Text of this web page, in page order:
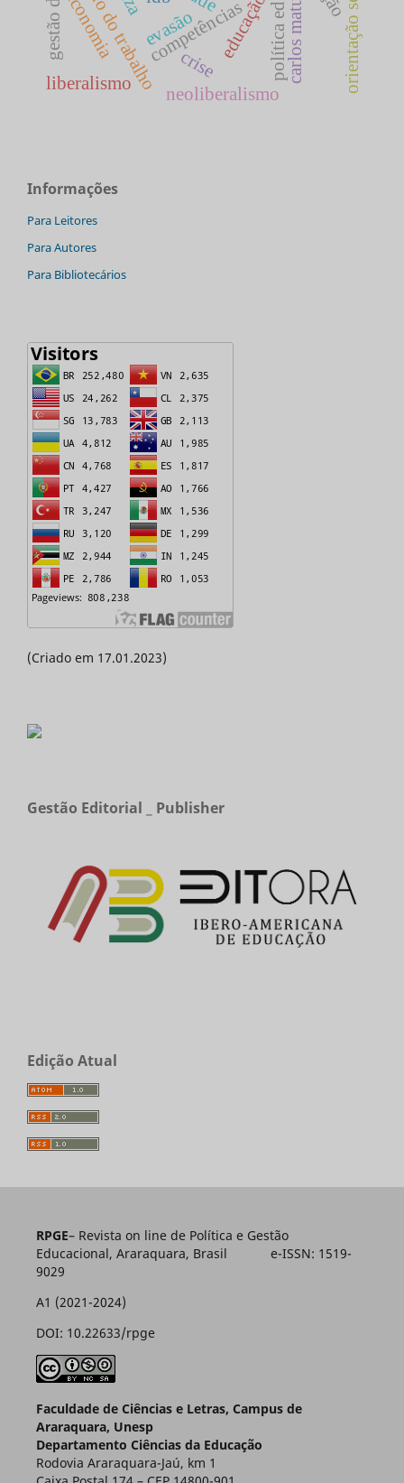
competências
educação carlos matus
crise
liberalismo
neoliberalismo
economia orientação sexual
evasão
Informações
Para Leitores
Para Autores
Para Bibliotecários
(Criado em 17.01.2023)
Gestão Editorial _ Publisher
Edição Atual
RPGE– Revista on line de Política e Gestão
Educacional, Araraquara, Brasil e-ISSN: 1519-
9029
A1 (2021-2024)
DOI: 10.22633/rpge
Faculdade de Ciências e Letras, Campus de
Araraquara, Unesp
Departamento Ciências da Educação
Rodovia Araraquara-Jaú, km 1